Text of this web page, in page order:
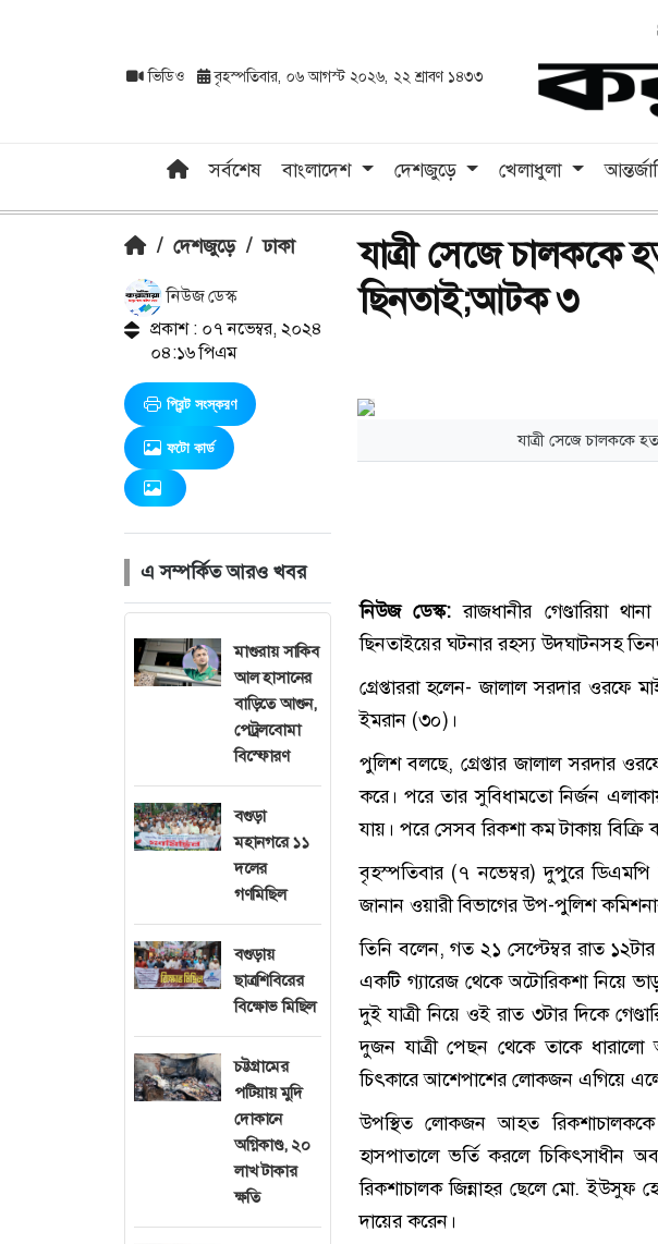
ভিডিও বৃহস্পতিবার, ০৬ আগস্ট ২০২৬, ২২ শ্রাবণ ১৪৩৩
সর্বশেষ বাংলাদেশ দেশজুড়ে খেলাধুলা
/ দেশজুড়ে / ঢাকা
নিউজ ডেস্ক
প্রকাশ : ০৭ নভেম্বর, ২০২৪
০৪:১৬ পিএম
প্রিন্ট সংস্করণ
ফটো কার্ড
এ সম্পর্কিত আরও খবর
মাগুরায় সাকিব
আল হাসানের
বাড়িতে আগুন,
পেট্রলবোমা
বিস্ফোরণ
বগুড়া
মহানগরে ১১
দলের
গণমিছিল
বগুড়ায়
ছাত্রশিবিরের
বিক্ষোভ মিছিল
চট্টগ্রামের
পটিয়ায় মুদি
দোকানে
অগ্নিকাণ্ড, ২০
লাখ টাকার
ক্ষতি
যাত্রী সেজে চালককে
ছিনতাই;আটক ৩
যাত্রী সেজে চালককে
নিউজ ডেস্ক:রাজধানীর গেণ্ডারিয়া
ছিনতাইয়ের ঘটনার রহস্য উদঘাটনসহ
গ্রেপ্তাররা হলেন- জালাল সরদার
ইমরান (৩০)।
পুলিশ বলছে, গ্রেপ্তার জালাল সরদার
করে। পরে তার সুবিধামতো নির্জন
যায়। পরে সেসব রিকশা কম টাকায় বিক্রি
বৃহস্পতিবার (৭ নভেম্বর) দুপুরে
জানান ওয়ারী বিভাগের উপ-পুলিশ
তিনি বলেন, গত ২১ সেপ্টেম্বর রাত ১২টার
একটি গ্যারেজ থেকে অটোরিকশা নিয়ে
দুই যাত্রী নিয়ে ওই রাত ৩টার দিকে
দুজন যাত্রী পেছন থেকে তাকে ধারালো
চিৎকারে আশেপাশের লোকজন এগিয়ে এলে
উপস্থিত লোকজন আহত
হাসপাতালে ভর্তি করলে চিকিৎসাধীন
রিকশাচালক জিন্নাহর ছেলে মো. ইউসুফ
দায়ের করেন।